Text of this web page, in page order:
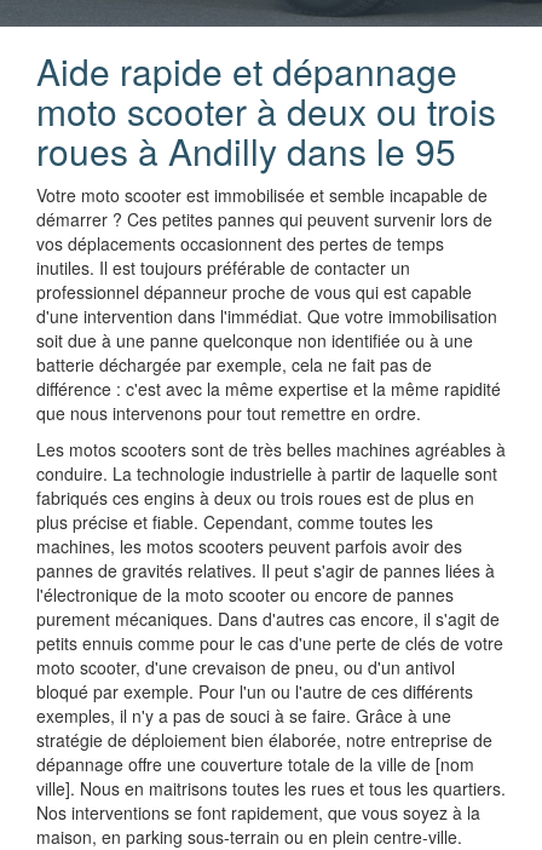
Aide rapide et dépannage
moto scooter à deux ou trois
roues à Andilly dans le 95
Votre moto scooter est immobilisée et semble incapable de
démarrer ? Ces petites pannes qui peuvent survenir lors de
vos déplacements occasionnent des pertes de temps
inutiles. Il est toujours préférable de contacter un
professionnel dépanneur proche de vous qui est capable
d'une intervention dans l'immédiat. Que votre immobilisation
soit due à une panne quelconque non identifiée ou à une
batterie déchargée par exemple, cela ne fait pas de
différence : c'est avec la même expertise et la même rapidité
que nous intervenons pour tout remettre en ordre.
Les motos scooters sont de très belles machines agréables à
conduire. La technologie industrielle à partir de laquelle sont
fabriqués ces engins à deux ou trois roues est de plus en
plus précise et fiable. Cependant, comme toutes les
machines, les motos scooters peuvent parfois avoir des
pannes de gravités relatives. Il peut s'agir de pannes liées à
l'électronique de la moto scooter ou encore de pannes
purement mécaniques. Dans d'autres cas encore, il s'agit de
petits ennuis comme pour le cas d'une perte de clés de votre
moto scooter, d'une crevaison de pneu, ou d'un antivol
bloqué par exemple. Pour l'un ou l'autre de ces différents
exemples, il n'y a pas de souci à se faire. Grâce à une
stratégie de déploiement bien élaborée, notre entreprise de
dépannage offre une couverture totale de la ville de [nom
ville]. Nous en maitrisons toutes les rues et tous les quartiers.
Nos interventions se font rapidement, que vous soyez à la
maison, en parking sous-terrain ou en plein centre-ville.